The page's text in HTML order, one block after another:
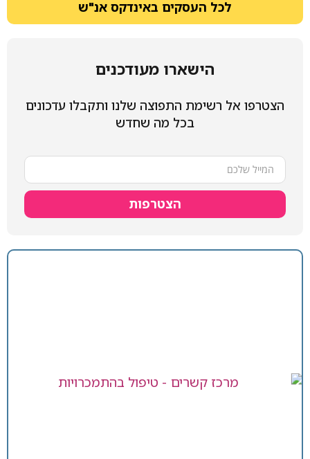
לכל העסקים באינדקס אנ"ש
הישארו מעודכנים
הצטרפו אל רשימת התפוצה שלנו ותקבלו עדכונים
בכל מה שחדש
הצטרפות